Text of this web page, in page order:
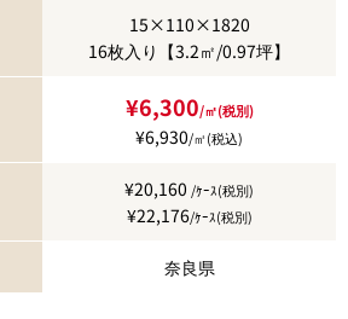
15×110×1820
16枚入り【3.2㎡/0.97坪】
¥6,300/㎡(税別)
¥6,930/㎡(税込)
¥20,160 /ｹｰｽ(税別)
¥22,176/ｹｰｽ(税別)
奈良県